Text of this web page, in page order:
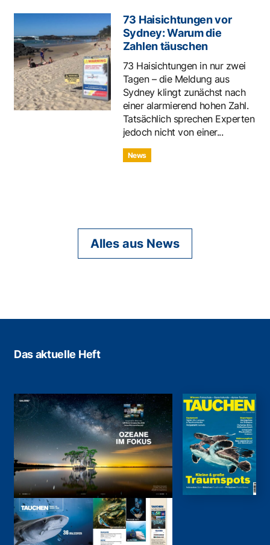
73 Haisichtungen vor
Sydney: Warum die
Zahlen täuschen
73 Haisichtungen in nur zwei
Tagen – die Meldung aus
Sydney klingt zunächst nach
einer alarmierend hohen Zahl.
Tatsächlich sprechen Experten
jedoch nicht von einer...
News
Alles aus News
Das aktuelle Heft